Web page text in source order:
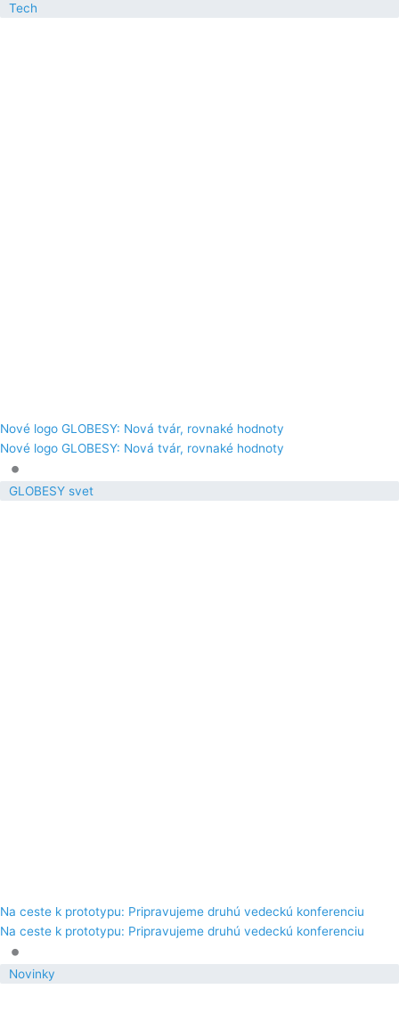
Tech
Nové logo GLOBESY: Nová tvár, rovnaké hodnoty
Nové logo GLOBESY: Nová tvár, rovnaké hodnoty
•
GLOBESY svet
Na ceste k prototypu: Pripravujeme druhú vedeckú konferenciu
Na ceste k prototypu: Pripravujeme druhú vedeckú konferenciu
•
Novinky